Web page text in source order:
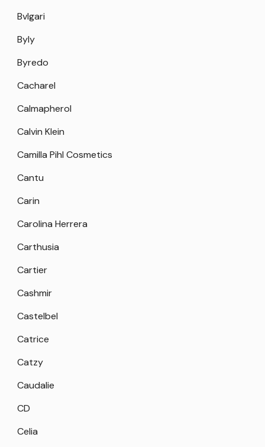
Bvlgari
Byly
Byredo
Cacharel
Calmapherol
Calvin Klein
Camilla Pihl Cosmetics
Cantu
Carin
Carolina Herrera
Carthusia
Cartier
Cashmir
Castelbel
Catrice
Catzy
Caudalie
CD
Celia